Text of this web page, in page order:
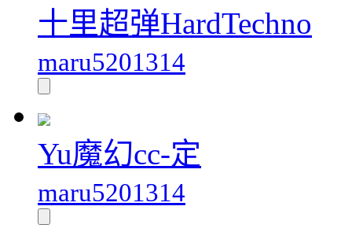
十里超弹HardTechno
maru5201314
Yu魔幻cc-定
maru5201314